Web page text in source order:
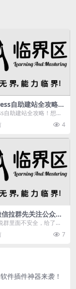
自助建站全攻略，
境电商独立网站
自助建站全攻略！想要
己的跨境电商独立网站
4
拉群先关注公众号
诱导下注骗你没商
群里面不安全，给了一
家下载一个软件，如
个软件...
7
件插件神器来袭！